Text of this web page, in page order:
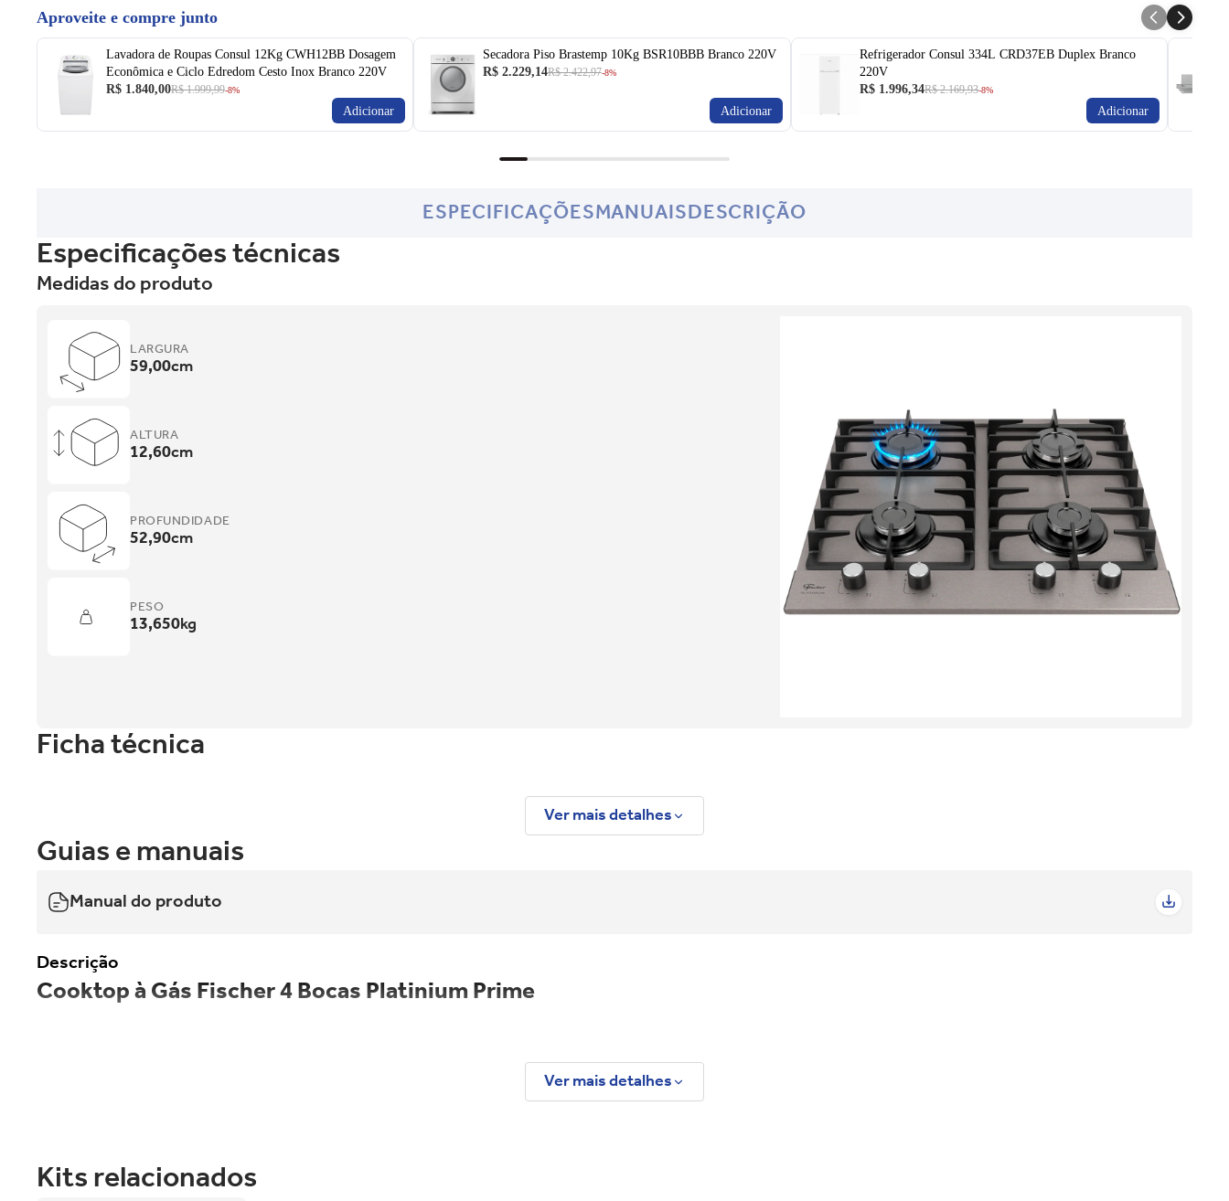
Aproveite e compre junto
Lavadora de Roupas Consul 12Kg CWH12BB Dosagem
Econômica e Ciclo Edredom Cesto Inox Branco 220V
R$ 1.840,00R$ 1.999,99-8%
Adicionar
Secadora Piso Brastemp 10Kg BSR10BBB Branco 220V
R$ 2.229,14R$ 2.422,97-8%
Adicionar
Refrigerador Consul 334L CRD37EB Duplex Branco
220V
R$ 1.996,34R$ 2.169,93-8%
Adicionar
ESPECIFICAÇÕESMANUAISDESCRIÇÃO
Especificações técnicas
Medidas do produto
LARGURA
59,00cm
ALTURA
12,60cm
PROFUNDIDADE
52,90cm
PESO
13,650kg
Ficha técnica
Ver mais detalhes
Guias e manuais
Manual do produto
Descrição
Cooktop à Gás Fischer 4 Bocas Platinium Prime
Ver mais detalhes
Kits relacionados